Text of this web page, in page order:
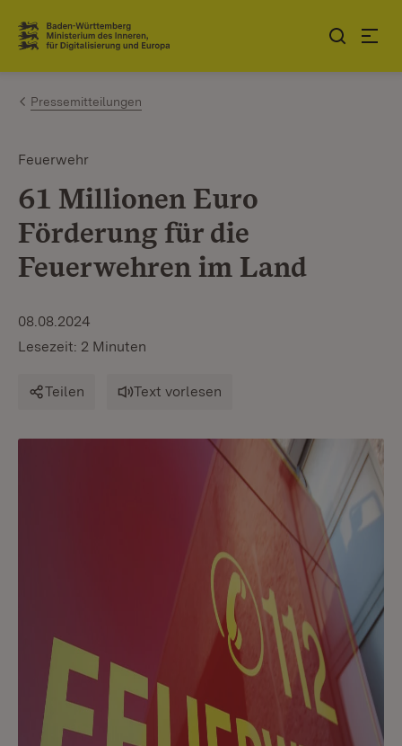
Zum Inhalt springen
Link zur Startseite
Pressemitteilungen
Feuerwehr
61 Millionen Euro
Förderung für die
Feuerwehren im Land
08.08.2024
Lesezeit: 2 Minuten
Teilen Text vorlesen